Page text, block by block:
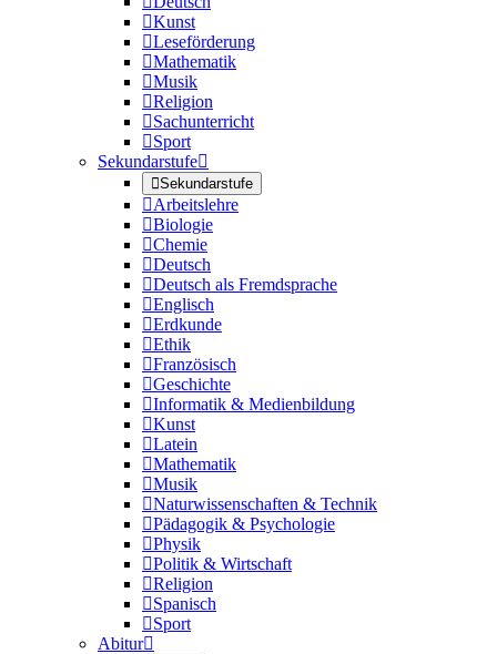
Kunst
Leseförderung
Mathematik
Musik
Religion
Sachunterricht
Sport
Sekundarstufe
Sekundarstufe
Arbeitslehre
Biologie
Chemie
Deutsch
Deutsch als Fremdsprache
Englisch
Erdkunde
Ethik
Französisch
Geschichte
Informatik & Medienbildung
Kunst
Latein
Mathematik
Musik
Naturwissenschaften & Technik
Pädagogik & Psychologie
Physik
Politik & Wirtschaft
Religion
Spanisch
Sport
Abitur